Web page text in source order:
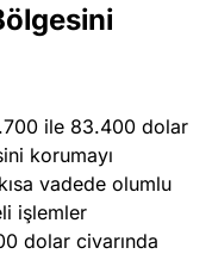
ile 83.400 dolar
korumayı
vadede olumlu
işlemler
dolar civarında